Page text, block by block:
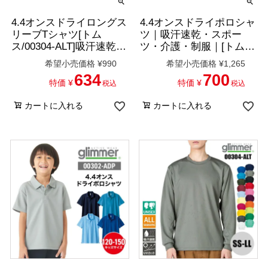
4.4オンスドライロングス
リーブTシャツ[トム
ス/00304-ALT]吸汗速乾/
男女兼用希望小売価格 ¥990
特価 ¥ 634税込
カートに入れる
4.4オンスドライポロシャ
ツ｜吸汗速乾・スポー
ツ・介護・制服｜[トム
ス/00302-ADP]
希望小売価格 ¥1,265
特価 ¥ 700 税込
カートに入れる